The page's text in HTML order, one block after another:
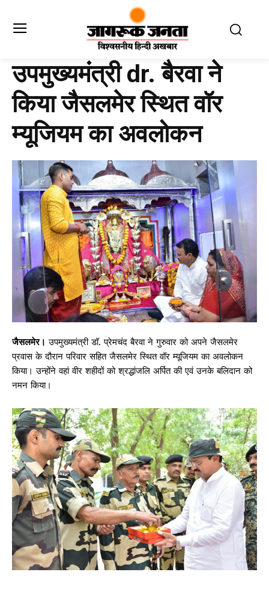
उपमुख्यमंत्री dr. बैरवा ने
किया जैसलमेर स्थित वॉर
म्यूजियम का अवलोकन
जैसलमेर। उपमुख्यमंत्री डॉ. प्रेमचंद बैरवा ने गुरुवार को अपने जैसलमेर
प्रवास के दौरान परिवार सहित जैसलमेर स्थित वॉर म्यूजियम का अवलोकन
किया। उन्होंने वहां वीर शहीदों को श्रद्धांजलि अर्पित की एवं उनके बलिदान को
नमन किया।